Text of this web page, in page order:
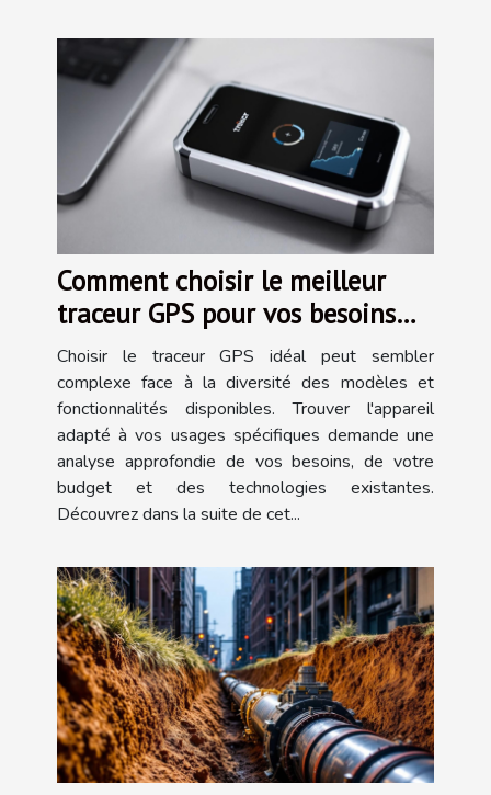
Comment choisir le meilleur
traceur GPS pour vos besoins
spécifiques ?
Choisir le traceur GPS idéal peut sembler
complexe face à la diversité des modèles et
fonctionnalités disponibles. Trouver l'appareil
adapté à vos usages spécifiques demande une
analyse approfondie de vos besoins, de votre
budget et des technologies existantes.
Découvrez dans la suite de cet...